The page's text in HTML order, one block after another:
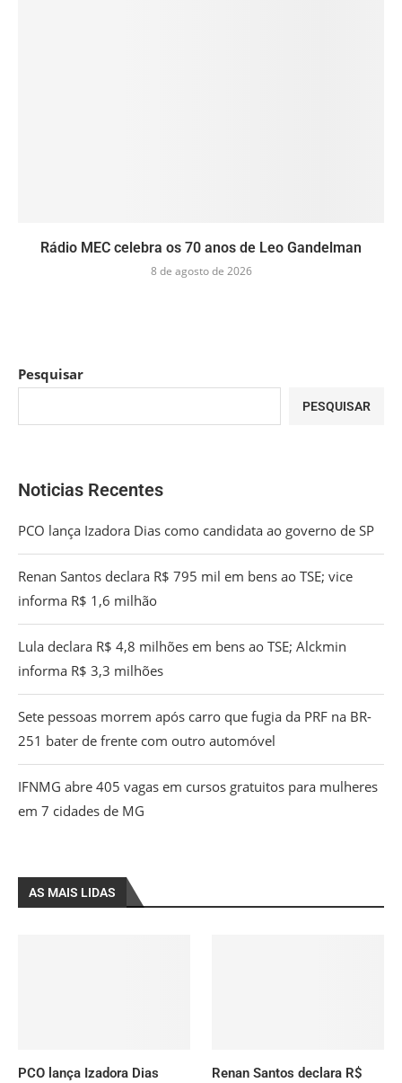
Rádio MEC celebra os 70 anos de Leo Gandelman
8 de agosto de 2026
Pesquisar
PESQUISAR
Noticias Recentes
PCO lança Izadora Dias como candidata ao governo de SP
Renan Santos declara R$ 795 mil em bens ao TSE; vice
informa R$ 1,6 milhão
Lula declara R$ 4,8 milhões em bens ao TSE; Alckmin
informa R$ 3,3 milhões
Sete pessoas morrem após carro que fugia da PRF na BR-
251 bater de frente com outro automóvel
IFNMG abre 405 vagas em cursos gratuitos para mulheres
em 7 cidades de MG
AS MAIS LIDAS
PCO lança Izadora Dias
Renan Santos declara R$